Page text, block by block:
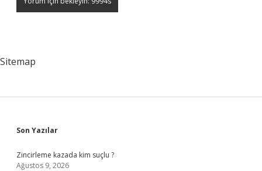
Sitemap
Sidebar
Son Yazılar
Zincirleme kazada kim suçlu ?
Ağustos 9, 2026